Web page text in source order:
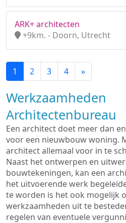
ARK+ architecten
+9km. - Doorn, Utrecht
1 2 3 4 »
Werkzaamheden
Architectenbureau
Een architect doet meer dan
voor een nieuwbouw woning.
architect allemaal voor in te
Naast het ontwerpen en
bouwtekeningen, kan een
het uitvoerende werk
te worden is het ook mogelijk
werkzaamheden uit te
regelen van eventuele